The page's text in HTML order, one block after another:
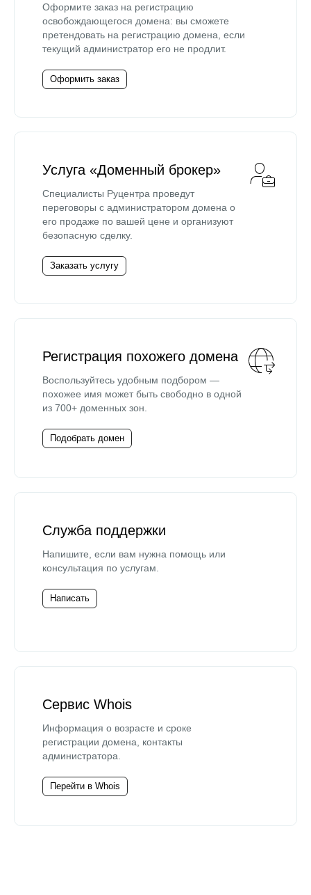
Оформите заказ на регистрацию
освобождающегося домена: вы сможете
претендовать на регистрацию домена, если
текущий администратор его не продлит.
Оформить заказ
Услуга «Доменный брокер»
Специалисты Руцентра проведут
переговоры с администратором домена о
его продаже по вашей цене и организуют
безопасную сделку.
Заказать услугу
Регистрация похожего домена
Воспользуйтесь удобным подбором —
похожее имя может быть свободно в одной
из 700+ доменных зон.
Подобрать домен
Служба поддержки
Напишите, если вам нужна помощь или
консультация по услугам.
Написать
Сервис Whois
Информация о возрасте и сроке
регистрации домена, контакты
администратора.
Перейти в Whois